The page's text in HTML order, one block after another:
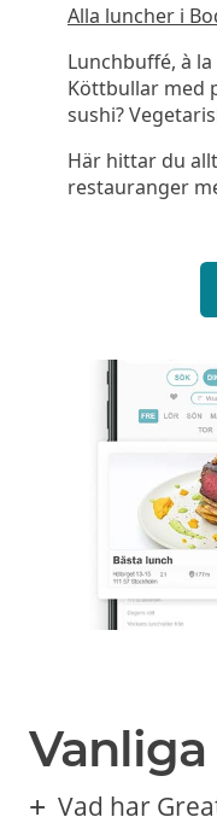
Alla luncher i
Lunchbuffé, à
Köttbullar med
sushi?
Här hittar du
restauranger
Vad har